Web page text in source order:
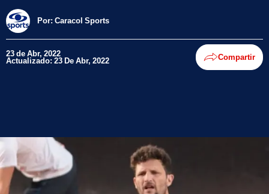
Por: Caracol Sports
23 de Abr, 2022
Actualizado: 23 De Abr, 2022 Compartir